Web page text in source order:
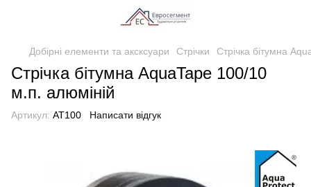
Добірні елементи та аксксуари Стрічки Стрічка бітумна
Стрічка бітумна AquaTape 100/10
м.п. алюміній
Артикул: AT100 Написати відгук